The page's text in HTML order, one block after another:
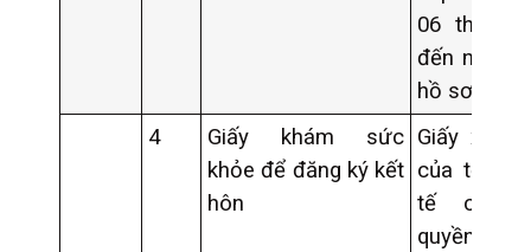
06 tháng,
đến ngày
hồ sơ
4
Giấy khám sức
khỏe để đăng ký kết
hôn
Giấy xác
của tổ
tế có
quyền của